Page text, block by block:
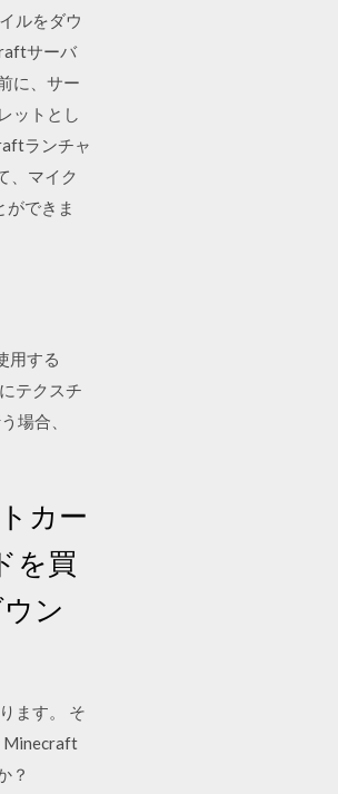
ルをダウ
サーバ
に、サー
ットとし
ランチャ
、マイク
ができま
用する
テクスチ
場合、
カー
を買
ン
ます。 そ
Minecraft
？